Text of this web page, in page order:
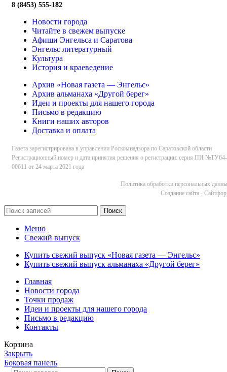
8 (8453) 555-182
Новости города
Читайте в свежем выпуске
Афиши Энгельса и Саратова
Энгельс литературный
Культура
История и краеведение
Архив «Новая газета — Энгельс»
Архив альманаха «Другой берег»
Идеи и проекты для нашего города
Письмо в редакцию
Книги наших авторов
Доставка и оплата
Газета зарегистрирована в управлении Роскомнадзора по Саратовской области
Регистрационный номер и дата принятия решения о регистрации: серия ПИ №ТУ64-
00611 от 24 марта 2021 года
Политика обработки персональных
Cоздание сайта -
Поиск
Меню
Свежий выпуск
Купить свежий выпуск «Новая газета — Энгельс»
Купить свежий выпуск альманаха «Другой берег»
Главная
Новости города
Точки продаж
Идеи и проекты для нашего города
Письмо в редакцию
Контакты
Корзина
Закрыть
Боковая панель